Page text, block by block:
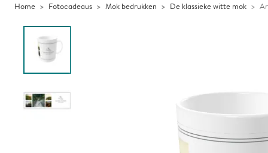
Home Fotocadeaus Mok bedrukken De klassieke witte mok